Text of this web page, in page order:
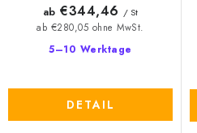
5–10 Werktage
ab €280,05 ohne MwSt.
ab €344,46 / St
DETAIL